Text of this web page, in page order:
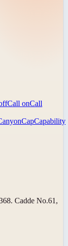
Call onCall
CapCapability
Cadde No.61,